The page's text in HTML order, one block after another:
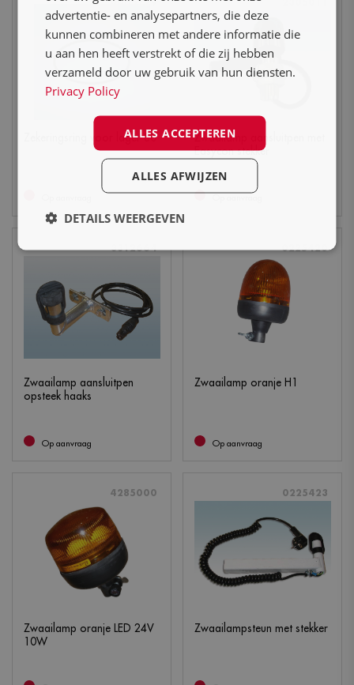
0065229
Zekeringsring voor lager 80
Zwaailamp aansluitpen met
Easycon stekker
3312664
Zwaailamp aansluitpen
opsteek haaks
Op aanvraag
0225420
Zwaailamp oranje H1
Op aanvraag
4285000
Zwaailamp oranje LED 24V
10W
0225423
Zwaailampsteun met stekker
advertentie- en analysepartners, die deze
kunnen combineren met andere informatie die
u aan hen heeft verstrekt of die zij hebben
verzameld door uw gebruik van hun diensten.
Privacy Policy
ALLES ACCEPTEREN
ALLES AFWIJZEN
DETAILS WEERGEVEN